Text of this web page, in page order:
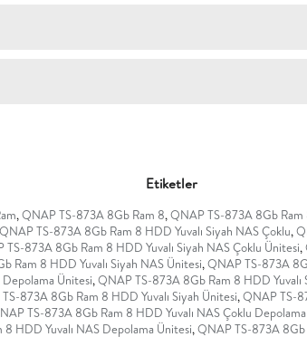
Etiketler
,QNAP TS-873A 8Gb Ram 8,QNAP TS-873A 8Gb
QNAP TS-873A 8Gb Ram 8 HDD Yuvalı Siyah NAS Çoklu,
TS-873A 8Gb Ram 8 HDD Yuvalı Siyah NAS Çoklu Ünitesi,
Ram 8 HDD Yuvalı Siyah NAS Ünitesi,QNAP TS-873A
Ünitesi,QNAP TS-873A 8Gb Ram 8 HDD Yuvalı
873A 8Gb Ram 8 HDD Yuvalı Siyah Ünitesi,QNAP TS-
TS-873A 8Gb Ram 8 HDD Yuvalı NAS Çoklu
HDD Yuvalı NAS Depolama Ünitesi,QNAP TS-873A 8Gb